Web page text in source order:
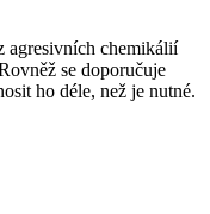
agresivních chemikálií
se doporučuje
ho déle, než je nutné.